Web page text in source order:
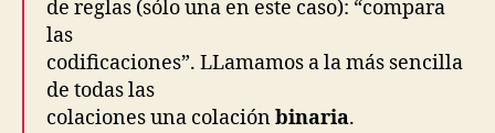
de reglas (sólo una en este caso): “compara
las
codificaciones”. LLamamos a la más sencilla
de todas las
colaciones una colaciónbinaria.